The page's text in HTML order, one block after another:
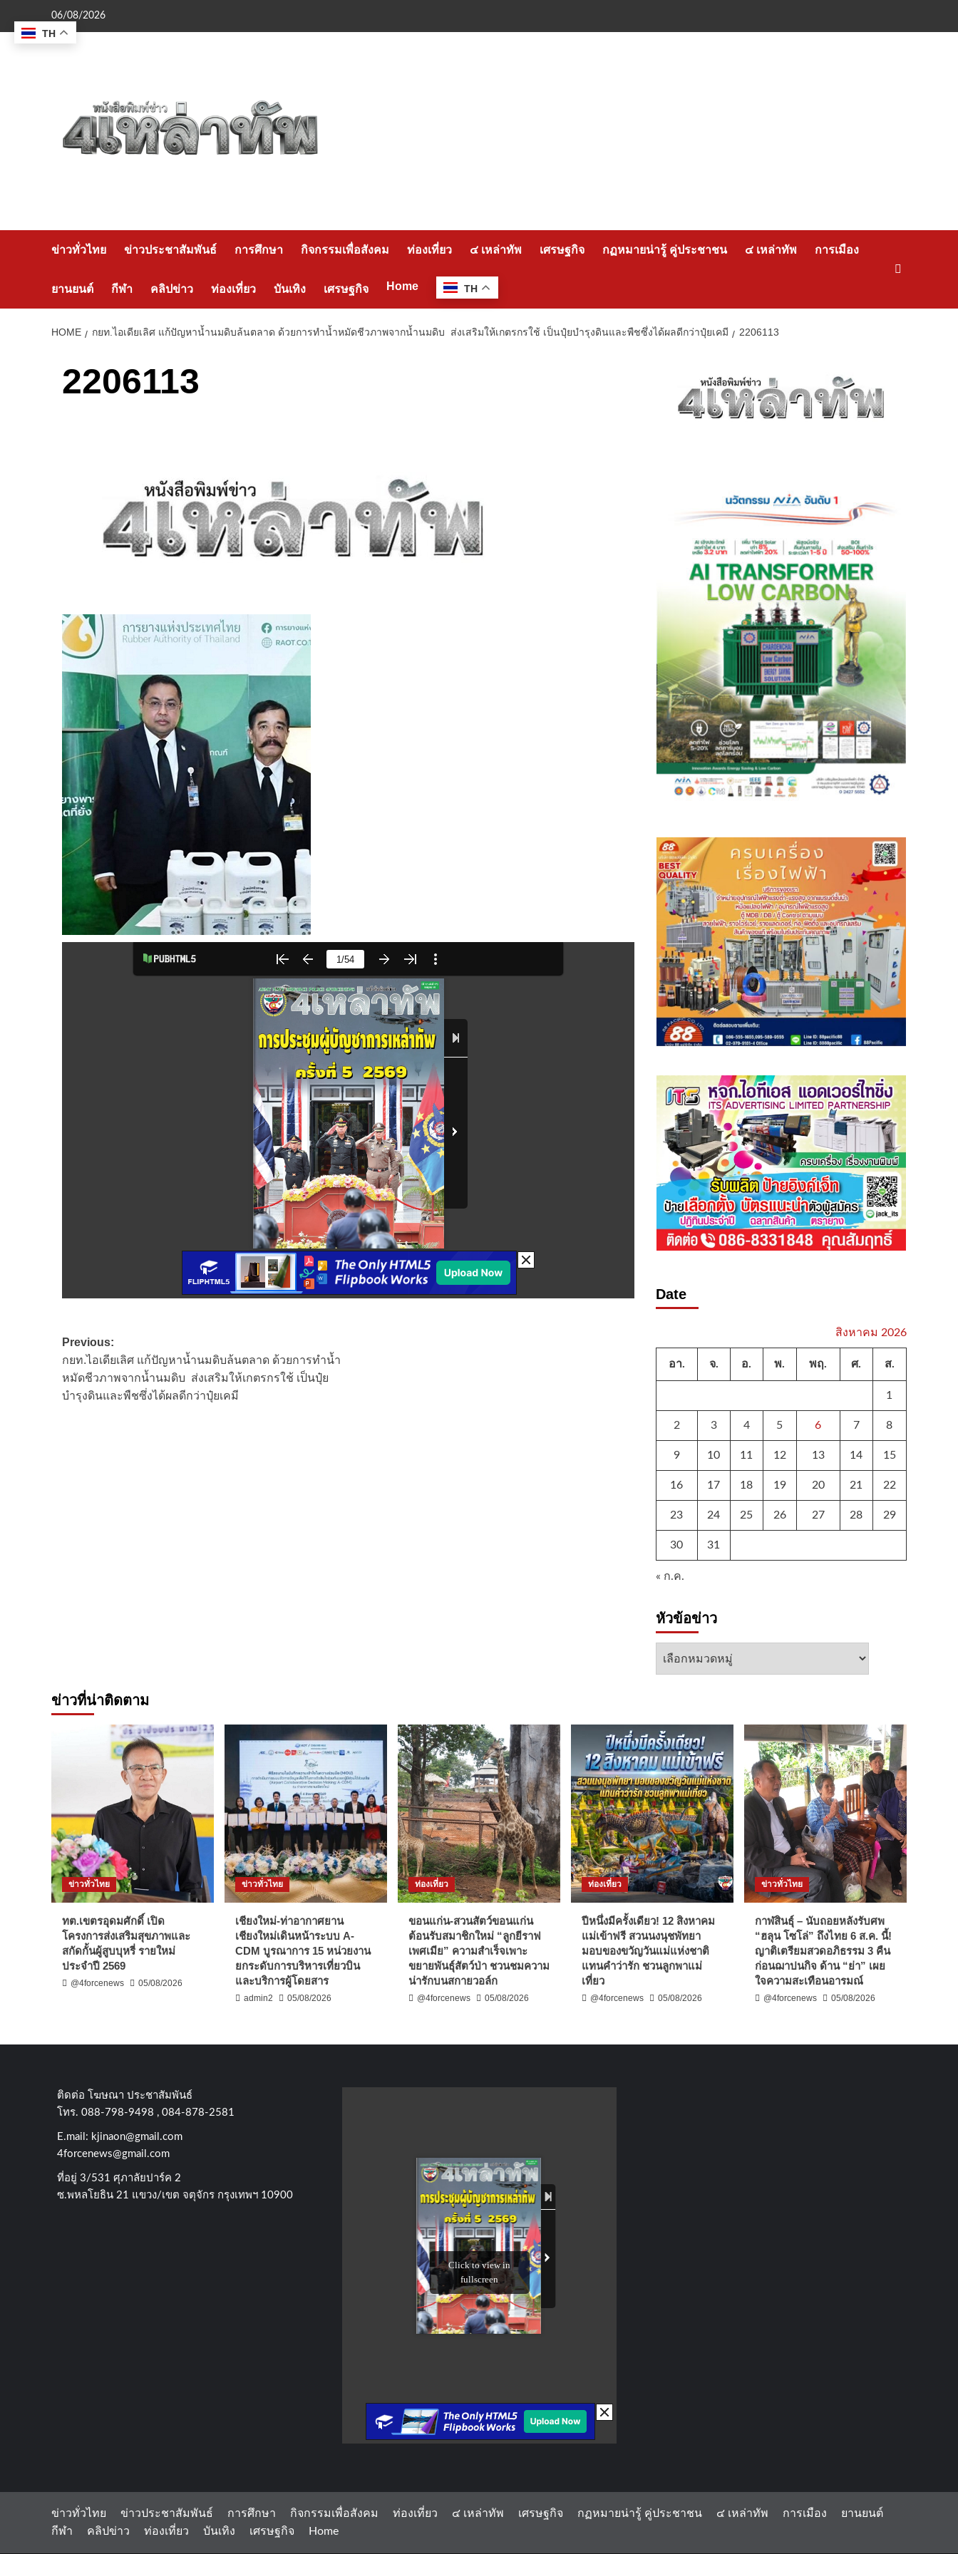
content
06/08/2026
ข่าวทั่วไทย ข่าวประชาสัมพันธ์ การศึกษา กิจกรรมเพื่อสังคม ท่องเที่ยว ๔ เหล่าทัพ เศรษฐกิจ กฏหมายน่ารู้ คู่ประชาชน ๔ เหล่าทัพ การเมือง
ยานยนต์ กีฬา คลิปข่าว ท่องเที่ยว บันเทิง เศรษฐกิจ Home TH
HOME กยท.ไอเดียเลิศ แก้ปัญหาน้ำนมดิบล้นตลาด ด้วยการทำน้ำหมัดชีวภาพจากน้ำนมดิบ ส่งเสริมให้เกตรกรใช้ เป็นปุ๋ยบำรุงดินและพืชซึ่งได้ผลดีกว่าปุ๋ยเคมี 2206113
2206113
Post
navigation
Previous:
กยท.ไอเดียเลิศ แก้ปัญหาน้ำนมดิบล้นตลาด ด้วยการทำน้ำ
หมัดชีวภาพจากน้ำนมดิบ ส่งเสริมให้เกตรกรใช้ เป็นปุ๋ย
บำรุงดินและพืชซึ่งได้ผลดีกว่าปุ๋ยเคมี
Date
สิงหาคม 2026
อา. จ. อ. พ. พฤ. ศ. ส.
1
2 3 4 5 6 7 8
9 10 11 12 13 14 15
16 17 18 19 20 21 22
23 24 25 26 27 28 29
30 31
« ก.ค.
หัวข้อข่าว
หัวข้อ
ข่าวที่น่าติดตาม
ข่าวทั่วไทย
ทต.เขตรอุดมศักดิ์ เปิด
โครงการส่งเสริมสุขภาพและ
สกัดกั้นผู้สูบบุหรี่ รายใหม่
ประจำปี 2569
@4forcenews 05/08/2026
ข่าวทั่วไทย
เชียงใหม่-ท่าอากาศยาน
เชียงใหม่เดินหน้าระบบ A-
CDM บูรณาการ 15 หน่วยงาน
ยกระดับการบริหารเที่ยวบิน
และบริการผู้โดยสาร
admin2 05/08/2026
ท่องเที่ยว
ขอนแก่น-สวนสัตว์ขอนแก่น
ต้อนรับสมาชิกใหม่ “ลูกยีราฟ
เพศเมีย” ความสำเร็จเพาะ
ขยายพันธุ์สัตว์ป่า ชวนชมความ
น่ารักบนสกายวอล์ก
@4forcenews 05/08/2026
ท่องเที่ยว
ปีหนึ่งมีครั้งเดียว! 12 สิงหาคม
แม่เข้าฟรี สวนนงนุชพัทยา
มอบของขวัญวันแม่แห่งชาติ
แทนคำว่ารัก ชวนลูกพาแม่
เที่ยว
@4forcenews 05/08/2026
ข่าวทั่วไทย
กาฬสินธุ์ – นับถอยหลังรับศพ
“ฮลุน โซโล่” ถึงไทย 6 ส.ค. นี้!
ญาติเตรียมสวดอภิธรรม 3 คืน
ก่อนฌาปนกิจ ด้าน “ย่า” เผย
ใจความสะเทือนอารมณ์
@4forcenews 05/08/2026
ติดต่อ​ โฆษณา​ ประชาสัมพันธ์
โทร​. 088-798-9498 , 084-878-2581
E.mail: kjinaon@gmail.com
4forcenews@gmail.com
ที่อยู่​ 3/531​ ศุภาลัยปาร์ค​ 2
ซ.พหลโยธิน​ 21​ แขวง/เขต​ จตุจักร​ กรุงเทพฯ 10900
ข่าวทั่วไทย ข่าวประชาสัมพันธ์ การศึกษา กิจกรรมเพื่อสังคม ท่องเที่ยว ๔ เหล่าทัพ เศรษฐกิจ กฏหมายน่ารู้ คู่ประชาชน ๔ เหล่าทัพ การเมือง
ยานยนต์
กีฬา
คลิปข่าว ท่องเที่ยว บันเทิง เศรษฐกิจ Home
TH